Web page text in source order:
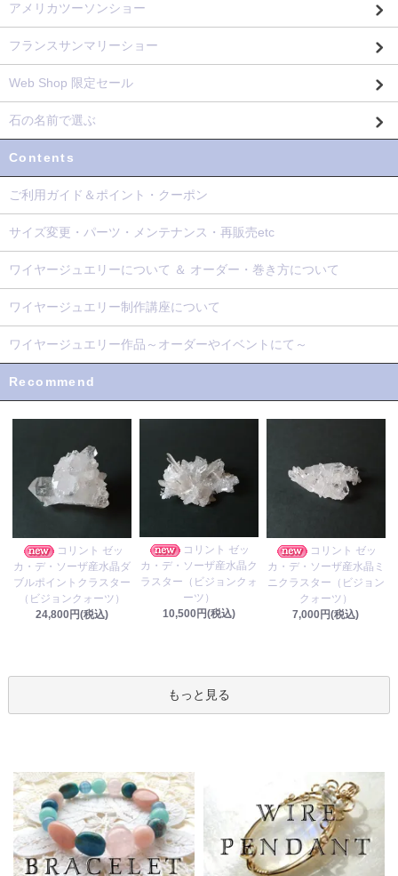
アメリカツーソンショー
フランスサンマリーショー
Web Shop 限定セール
石の名前で選ぶ
Contents
ご利用ガイド＆ポイント・クーポン
サイズ変更・パーツ・メンテナンス・再販売etc
ワイヤージュエリーについて ＆ オーダー・巻き方について
ワイヤージュエリー制作講座について
ワイヤージュエリー作品～オーダーやイベントにて～
Recommend
コリント ゼッ
カ・デ・ソーザ産水晶ダ
ブルポイントクラスター
（ビジョンクォーツ）
24,800円(税込)
コリント ゼッ
カ・デ・ソーザ産水晶ク
ラスター（ビジョンクォ
ーツ）
10,500円(税込)
コリント ゼッ
カ・デ・ソーザ産水晶ミ
ニクラスター（ビジョン
クォーツ）
7,000円(税込)
もっと見る